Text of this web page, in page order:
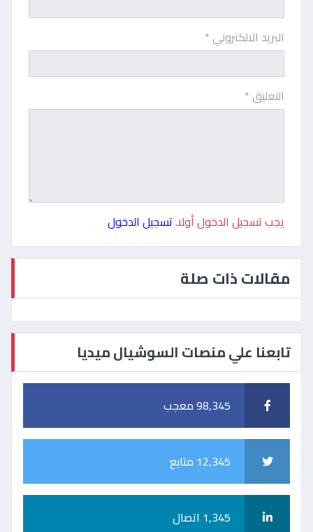
البريد الالكتروني *
التعليق *
يجب تسجيل الدخول أولا.تسجيل الدخول
مقالات ذات صلة
تابعنا علي منصات السوشيال ميديا
98,345 معجب
12,345 متابع
1,345 اتصال